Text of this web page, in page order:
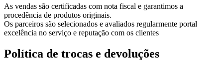
As vendas são certificadas com nota fiscal e garantimos a
procedência de produtos originais.
Os parceiros são selecionados e avaliados regularmente portal
excelência no serviço e reputação com os clientes
Política de trocas e devoluções